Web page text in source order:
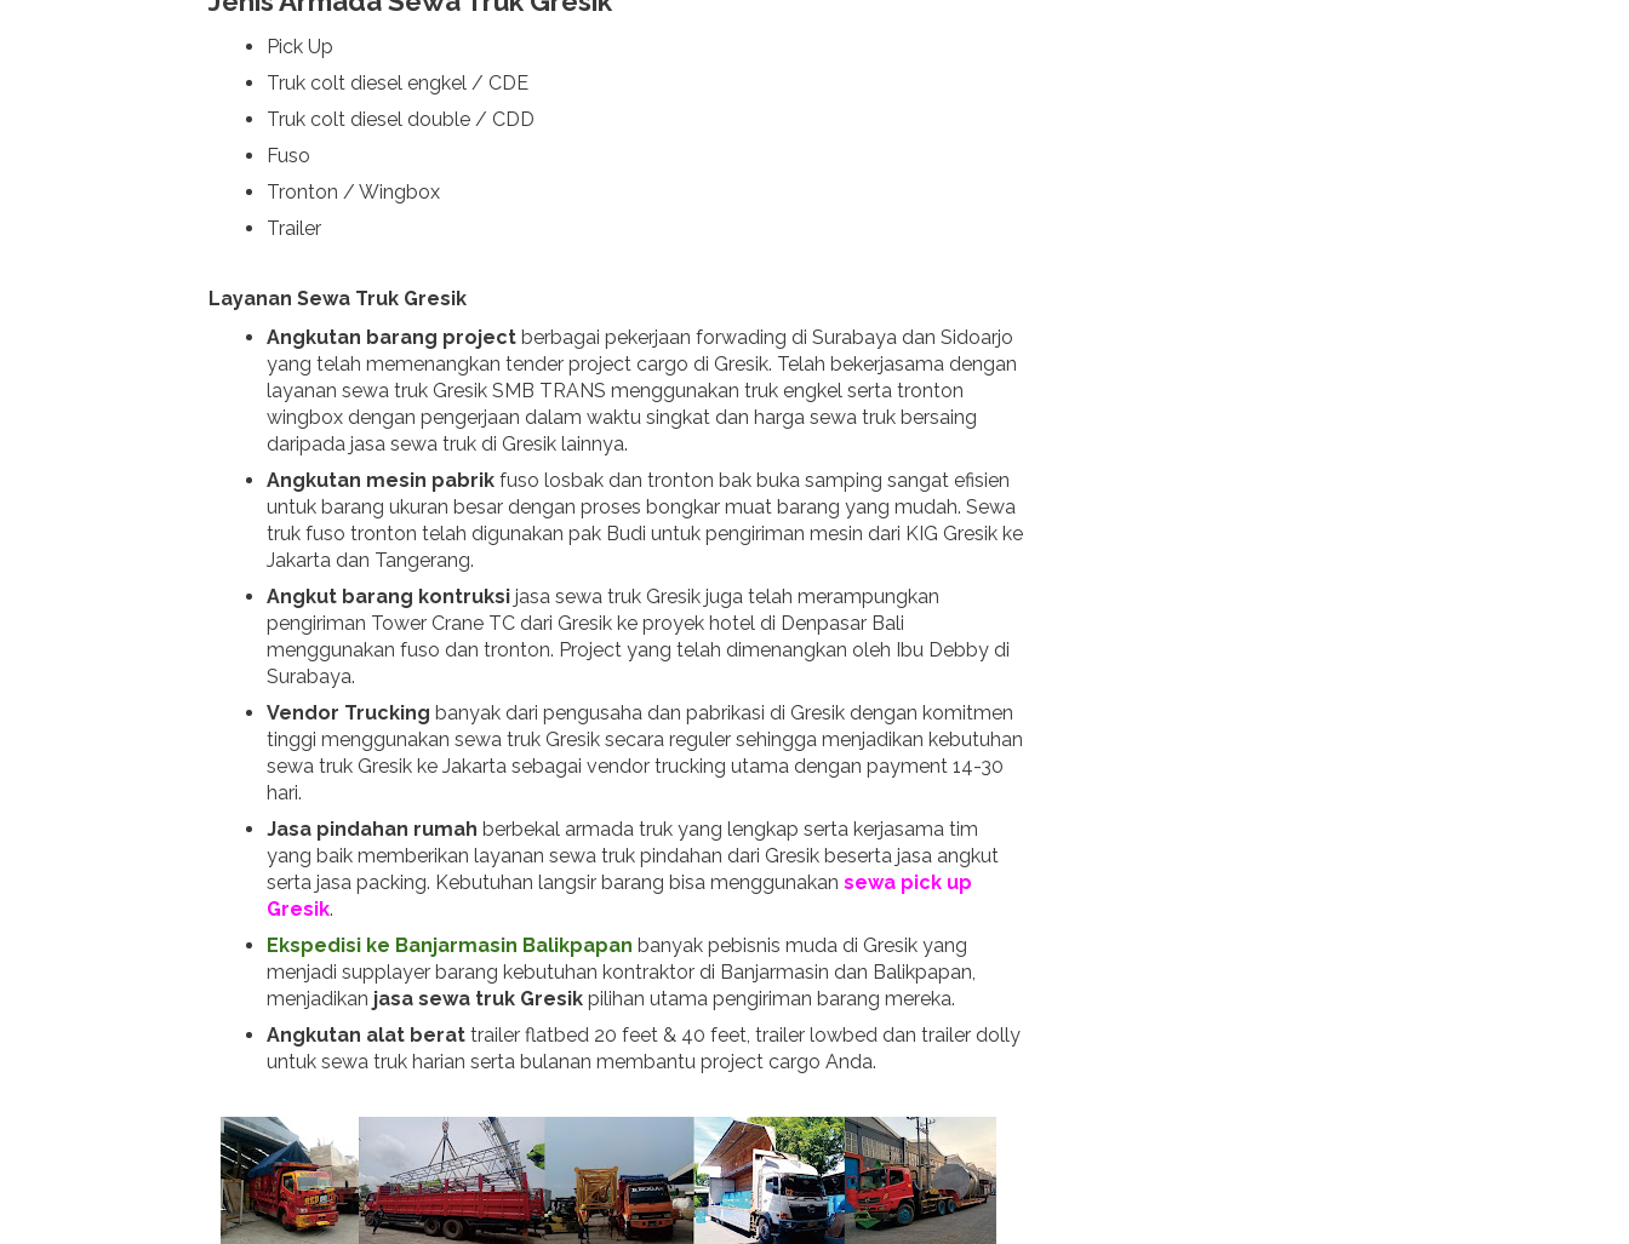
Pick Up
Truk colt diesel engkel / CDE
Truk colt diesel double / CDD
Fuso
Tronton / Wingbox
Trailer
Layanan Sewa Truk Gresik
Angkutan barang project berbagai pekerjaan forwading di Surabaya dan Sidoarjo
yang telah memenangkan tender project cargo di Gresik. Telah bekerjasama dengan
layanan sewa truk Gresik SMB TRANS menggunakan truk engkel serta tronton
wingbox dengan pengerjaan dalam waktu singkat dan harga sewa truk bersaing
daripada jasa sewa truk di Gresik lainnya.
Angkutan mesin pabrik fuso losbak dan tronton bak buka samping sangat efisien
untuk barang ukuran besar dengan proses bongkar muat barang yang mudah. Sewa
truk fuso tronton telah digunakan pak Budi untuk pengiriman mesin dari KIG Gresik ke
Jakarta dan Tangerang.
Angkut barang kontruksi jasa sewa truk Gresik juga telah merampungkan
pengiriman Tower Crane TC dari Gresik ke proyek hotel di Denpasar Bali
menggunakan fuso dan tronton. Project yang telah dimenangkan oleh Ibu Debby di
Surabaya.
Vendor Trucking banyak dari pengusaha dan pabrikasi di Gresik dengan komitmen
tinggi menggunakan sewa truk Gresik secara reguler sehingga menjadikan kebutuhan
sewa truk Gresik ke Jakarta sebagai vendor trucking utama dengan payment 14-30
hari.
Jasa pindahan rumah berbekal armada truk yang lengkap serta kerjasama tim
yang baik memberikan layanan sewa truk pindahan dari Gresik beserta jasa angkut
serta jasa packing. Kebutuhan langsir barang bisa menggunakan sewa pick up
Gresik.
Ekspedisi ke Banjarmasin Balikpapan banyak pebisnis muda di Gresik yang
menjadi supplayer barang kebutuhan kontraktor di Banjarmasin dan Balikpapan,
menjadikan jasa sewa truk Gresik pilihan utama pengiriman barang mereka.
Angkutan alat berat trailer flatbed 20 feet & 40 feet, trailer lowbed dan trailer dolly
untuk sewa truk harian serta bulanan membantu project cargo Anda.